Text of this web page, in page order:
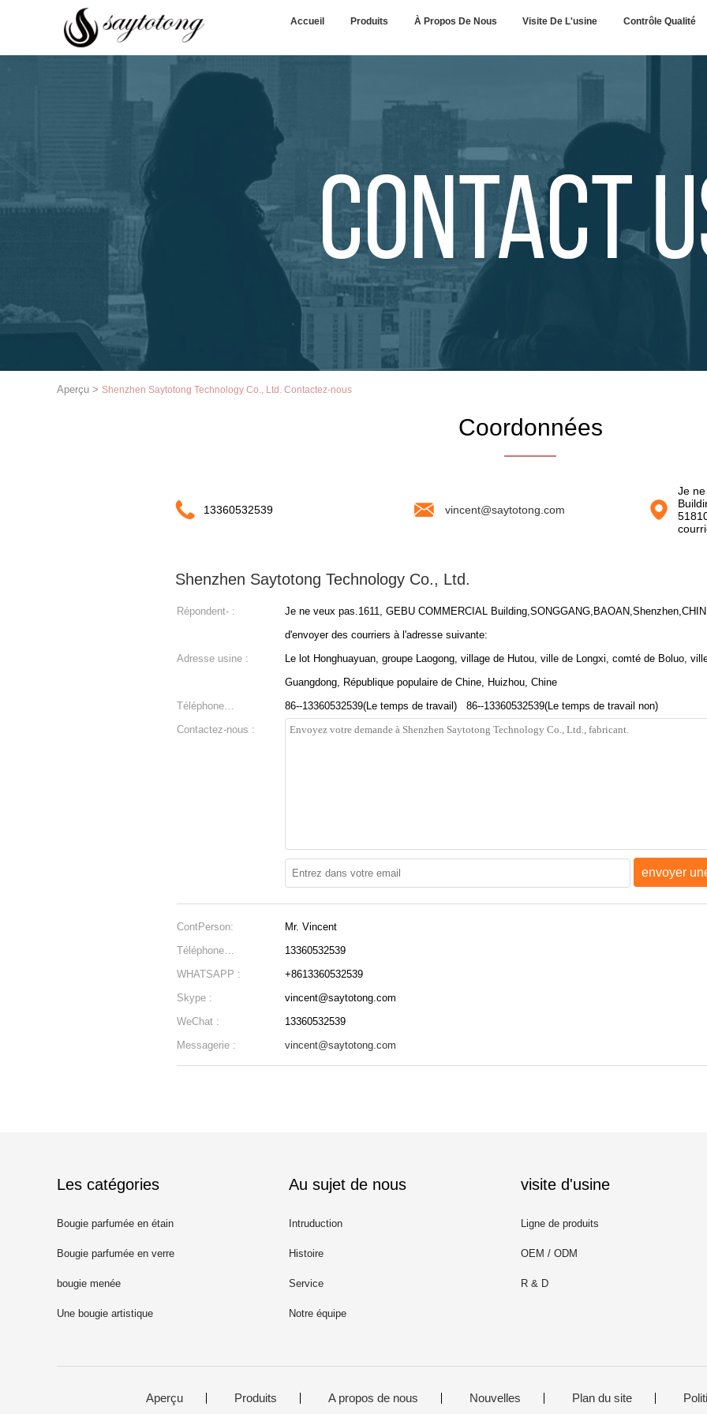
Accueil Produits À Propos De Nous Visite De L'usine Contrôle Qualité
Aperçu > Shenzhen Saytotong Technology Co., Ltd. Contactez-nous
Coordonnées
13360532539 vincent@saytotong.com
Je ne
Shenzhen Saytotong Technology Co., Ltd.
Répondent- :
Je ne veux pas.1611, GEBU COMMERCIAL
d'envoyer des courriers à l'adresse suivante:
Adresse usine :
Le lot Honghuayuan, groupe Laogong, village de Hutou, ville de Longxi, comté de Boluo,
Guangdong, République populaire de Chine, Huizhou, Chine
Téléphone
professionnel :
86--13360532539(Le temps de travail) 86--13360532539(Le temps de travail non)
Contactez-nous :
envoyer
ContPerson:
Mr. Vincent
Téléphone
professionnel :
13360532539
WHATSAPP :
+8613360532539
Skype :
vincent@saytotong.com
WeChat :
13360532539
Messagerie :
vincent@saytotong.com
Les catégories
Bougie parfumée en étain
Bougie parfumée en verre
bougie menée
Une bougie artistique
Au sujet de nous
Intruduction
Histoire
Service
Notre équipe
visite d'usine
Ligne de produits
OEM / ODM
R & D
Aperçu Produits A propos de nous Nouvelles Plan du site